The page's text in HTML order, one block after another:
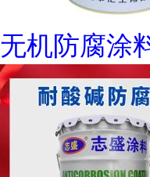
无机防腐涂